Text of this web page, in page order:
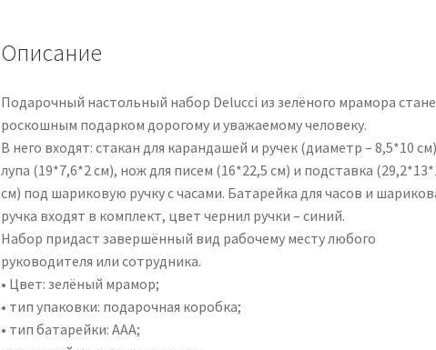
Описание
Подарочный настольный набор Delucci из зелёного мрамора
роскошным подарком дорогому и уважаемому человеку.
В него входят: стакан для карандашей и ручек (диаметр – 8,5*10
лупа (19*7,6*2 см), нож для писем (16*22,5 см) и подставка
см) под шариковую ручку с часами. Батарейка для часов и
ручка входят в комплект, цвет чернил ручки – синий.
Набор придаст завершённый вид рабочему месту любого
руководителя или сотрудника.
• Цвет: зелёный мрамор;
• тип упаковки: подарочная коробка;
• тип батарейки: AAA;